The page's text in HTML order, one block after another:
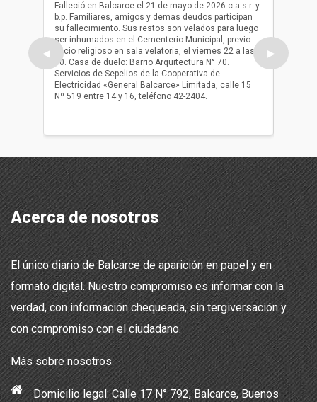
◀
Falleció en Balcarce el 21 de mayo de 2026 c.a.s.r. y
b.p. Familiares, amigos y demas deudos participan
su fallecimiento. Sus restos son velados para luego
ser inhumados en el Cementerio Municipal, previo
oficio religioso en sala velatoria, el viernes 22 a las
10. Casa de duelo: Barrio Arquitectura N° 70.
Servicios de Sepelios de la Cooperativa de
Electricidad «General Balcarce» Limitada, calle 15
Nº 519 entre 14 y 16, teléfono 42-2404.
ser
oficio
▶
Acerca de nosotros
El único diario de Balcarce de aparición en papel y en
formato digital. Nuestro compromiso es informar con la
verdad, con información chequeada, sin tergiversación y
con compromiso con el ciudadano.
Más sobre nosotros
Domicilio legal: Calle 17 N° 792, Balcarce, Buenos